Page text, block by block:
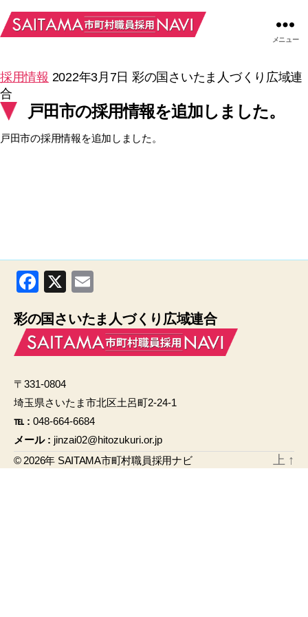
メニュー
採用情報 2022年3月7日 彩の国さいたま人づくり広域連
合
戸田市の採用情報を追加しました。
戸田市の採用情報を追加しました。
F
c
e
o
o
k
X
ail
彩の国さいたま人づくり広域連合
〒331-0804
埼玉県さいたま市北区土呂町2-24-1
℡ : 048-664-6684
メール : jinzai02@hitozukuri.or.jp
© 2026年 SAITAMA市町村職員採用ナビ 上 ↑